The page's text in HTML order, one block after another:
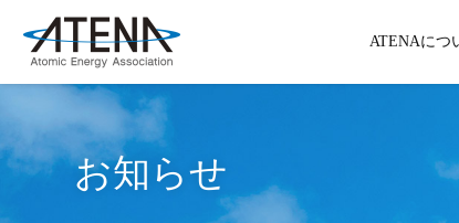
ATENAにつ
お知らせ